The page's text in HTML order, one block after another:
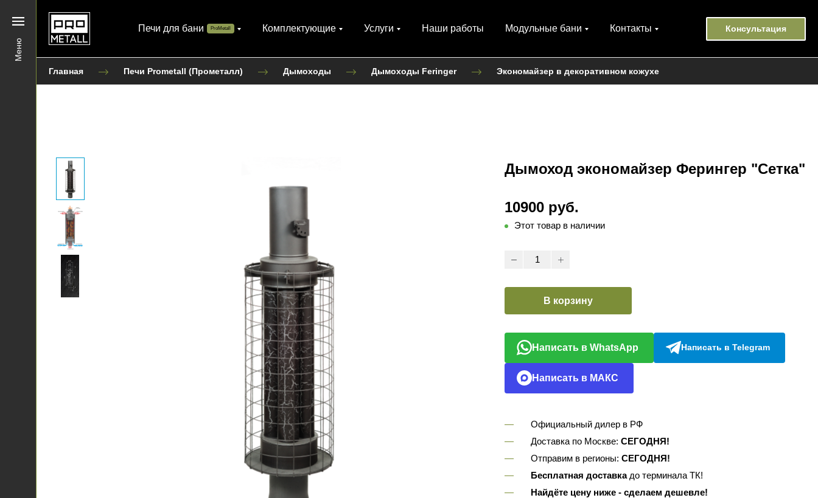
Меню
Печи для бани ProMetall Комплектующие Услуги Наши работы Модульные бани Контакты Консультация
Главная Печи Prometall (Прометалл) Дымоходы Дымоходы Feringer Экономайзер в декоративном кожухе
Дымоход экономайзер Ферингер "Сетка"
10900 руб.
Этот товар в наличии
В корзину
Написать в WhatsApp Написать в Telegram
Написать в МАКС
Официальный дилер в РФ
Доставка по Москве: СЕГОДНЯ!
Отправим в регионы: СЕГОДНЯ!
Бесплатная доставкадо терминала ТК!
Найдёте цену ниже - сделаем дешевле!